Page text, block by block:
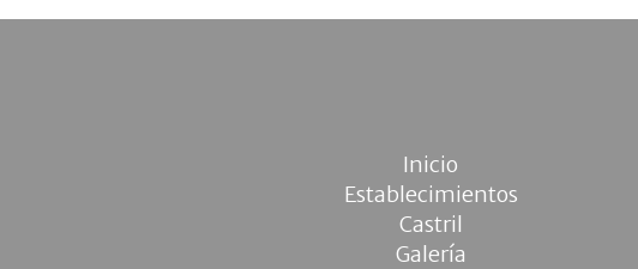
Inicio
Establecimientos
Castril
Galería